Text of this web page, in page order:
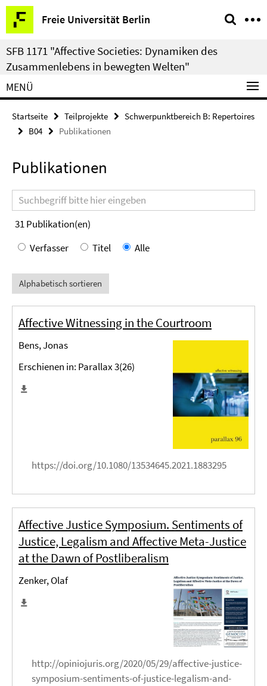
Springe
direkt
zu
Inhalt
Freie Universität Berlin
Service-
Navigation
SFB 1171 "Affective Societies: Dynamiken des
Zusammenlebens in bewegten Welten"
MENÜ
Startseite Teilprojekte
Schwerpunktbereich B: Repertoires
B04
Publikationen
Publikationen
Suchbegriff
31Publikation(en)
Verfasser
Titel Alle
Alphabetisch sortieren
Affective Witnessing in the Courtroom
Bens, Jonas
Erschienen in: Parallax 3(26)
https://doi.org/10.1080/13534645.2021.1883295
Affective Justice Symposium. Sentiments of
Justice, Legalism and Affective Meta-Justice
at the Dawn of Postliberalism
Zenker, Olaf
http://opiniojuris.org/2020/05/29/affective-justice-
symposium-sentiments-of-justice-legalism-and-